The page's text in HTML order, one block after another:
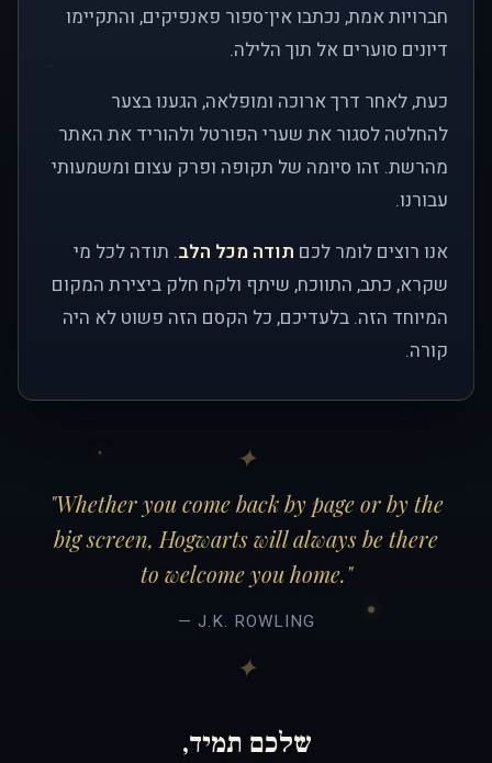
חברויות אמת, נכתבו אין־ספור פאנפיקים, והתקיימו
דיונים סוערים אל תוך הלילה.
כעת, לאחר דרך ארוכה ומופלאה, הגענו בצער
להחלטה לסגור את שערי הפורטל ולהוריד את האתר
מהרשת. זהו סיומה של תקופה ופרק עצום ומשמעותי
עבורנו.
אנו רוצים לומר לכם תודה מכל הלב. תודה לכל מי
שקרא, כתב, התווכח, שיתף ולקח חלק ביצירת המקום
המיוחד הזה. בלעדיכם, כל הקסם הזה פשוט לא היה
קורה.
"Whether you come back by page or by the
big screen, Hogwarts will always be there
to welcome you home."
— J.K. ROWLING
שלכם תמיד,